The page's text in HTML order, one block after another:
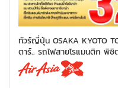
ทัวร์ญี่ปุ่น OSAKA KYOTO
ตาร์.. รถไฟสายโรแมนติก พิชิ